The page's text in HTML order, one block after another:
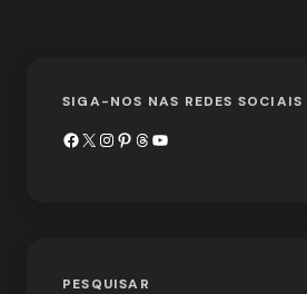
SIGA-NOS NAS REDES SOCIAIS
PESQUISAR